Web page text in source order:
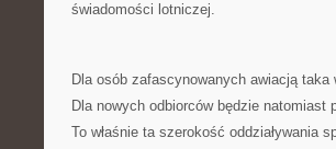
świadomości lotniczej.
Dla osób zafascynowanych awiacją
Dla nowych odbiorców będzie
To właśnie ta szerokość oddziaływania